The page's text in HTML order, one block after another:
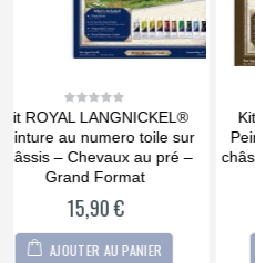
0
of
5
Kit ROYAL LANGNICKEL®
Peinture au numero toile sur
châssis – Lion et Lionne – Petit
Format
10,90
AJOUTER AU PANIER